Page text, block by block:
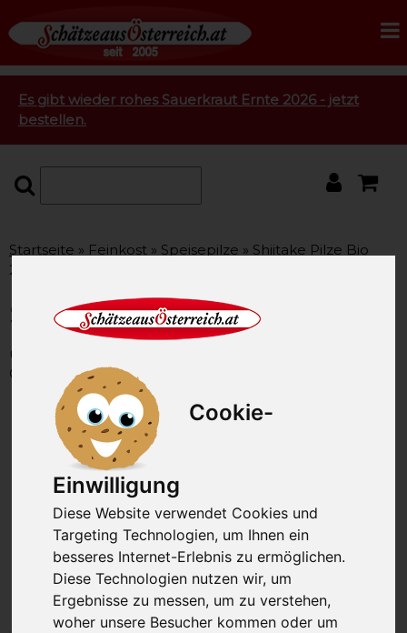
Cookie-
Einwilligung
Diese Website verwendet Cookies und
Targeting Technologien, um Ihnen ein
besseres Internet-Erlebnis zu ermöglichen.
Diese Technologien nutzen wir, um
Ergebnisse zu messen, um zu verstehen,
woher unsere Besucher kommen oder um
Es gibt wieder rohes Sauerkraut Ernte 2026 - jetzt
bestellen.
Startseite Feinkost Speisepilze
Shiitake Pilze Bio
200g
Shiitake Pilze Bio 200g
unsere Artikel-Nummer: SAO2755
Gewicht: 200g